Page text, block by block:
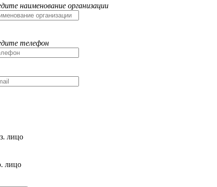
наименование организации
телефон
лицо
лицо